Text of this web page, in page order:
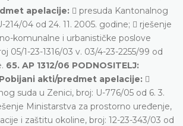
apelacije:  presuda Kantonalnog
214/04 od 24. 11. 2005. godine;  rješenje
komunalne i urbanističke poslove
05/1-23-1316/03 v. 03/4-23-2255/99 od
65. AP 1312/06 PODNOSITELJ:
Pobijani akti/predmet apelacije: 
suda u Zenici, broj: U-776/05 od 6. 3.
Ministarstva za prostorno uređenje,
i zaštitu okoline, broj: 12-23-343/03 od